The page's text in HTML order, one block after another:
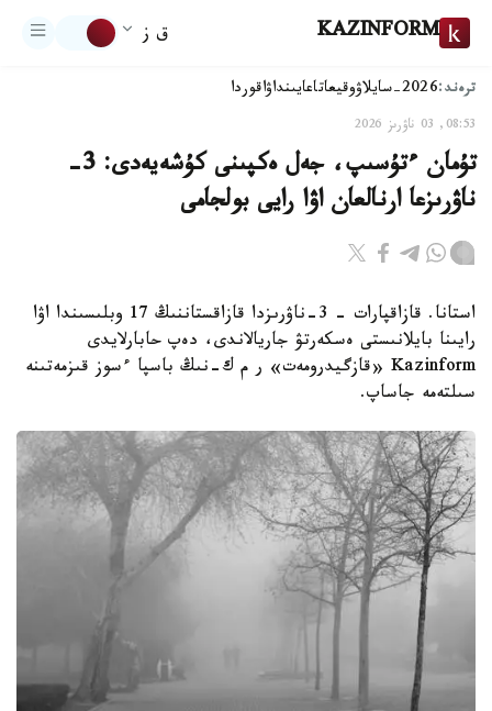
KAZINFORM ق ز
ترەند:2026-سايلاۋ وقيعاتاعايىنداۋاقوردا
08:53, 03 ناۋرىز 2026
تۇمان ءتۇسىپ، جەل ەكپىنى كۇشەيەدى: 3-
ناۋرىزعا ارنالعان اۋا رايى بولجامى
استانا. قازاقپارات – 3-ناۋرىزدا قازاقستاننىڭ 17 وبلىسىندا اۋا
رايىنا بايلانىستى ەسكەرتۋ جاريالاندى، دەپ حابارلايدى
Kazinform «قازگيدرومەت» ر م ك-نىڭ باسپا ءسوز قىزمەتىنە
سىلتەمە جاساپ.